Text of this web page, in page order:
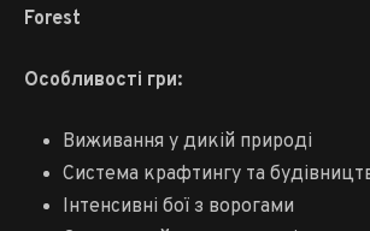
Forest
Особливості гри:
Виживання у дикій природі
Система крафтингу та
Інтенсивні бої з ворогами